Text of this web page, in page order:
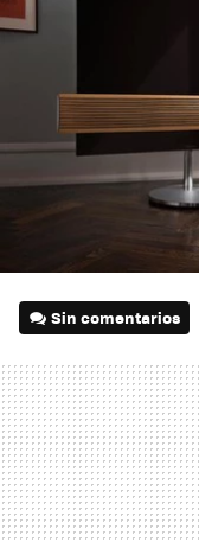
Sin comentarios